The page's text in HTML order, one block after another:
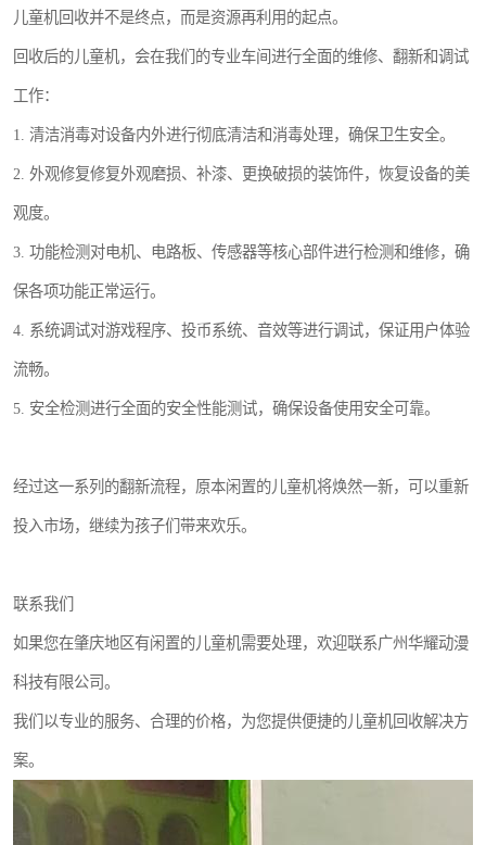
儿童机回收并不是终点，而是资源再利用的起点。
回收后的儿童机，会在我们的专业车间进行全面的维修、翻新和调试
工作：
1. 清洁消毒对设备内外进行彻底清洁和消毒处理，确保卫生安全。
2. 外观修复修复外观磨损、补漆、更换破损的装饰件，恢复设备的美
观度。
3. 功能检测对电机、电路板、传感器等核心部件进行检测和维修，确
保各项功能正常运行。
4. 系统调试对游戏程序、投币系统、音效等进行调试，保证用户体验
流畅。
5. 安全检测进行全面的安全性能测试，确保设备使用安全可靠。
经过这一系列的翻新流程，原本闲置的儿童机将焕然一新，可以重新
投入市场，继续为孩子们带来欢乐。
联系我们
如果您在肇庆地区有闲置的儿童机需要处理，欢迎联系广州华耀动漫
科技有限公司。
我们以专业的服务、合理的价格，为您提供便捷的儿童机回收解决方
案。